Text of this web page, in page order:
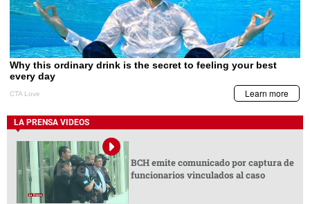
LA PRENSA VIDEOS
BCH emite comunicado por captura de
funcionarios vinculados al caso